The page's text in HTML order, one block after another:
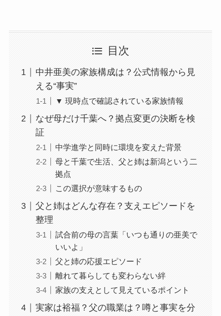
目次
中井亜美の家族構成は？公式情報から見
える“事実”
▼ 現時点で確認されている家族情報
なぜ母だけ千葉へ？拠点変更の決断を検
証
中学進学と同時に環境を変えた背景
母と千葉で生活、父と姉は新潟という二
拠点
この選択が意味するもの
父と姉はどんな存在？支えエピソードを
整理
試合前の母の言葉「いつも通りの亜美で
いいよ」
父と姉の応援エピソード
離れて暮らしても変わらない絆
家族の支えとして見えているポイント
実家は裕福？父の職業は？噂と事実を分